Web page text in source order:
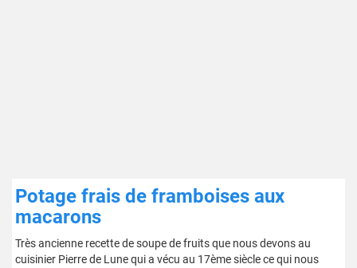
Potage frais de framboises aux
macarons
Très ancienne recette de soupe de fruits que nous devons au
cuisinier Pierre de Lune qui a vécu au 17ème siècle ce qui nous